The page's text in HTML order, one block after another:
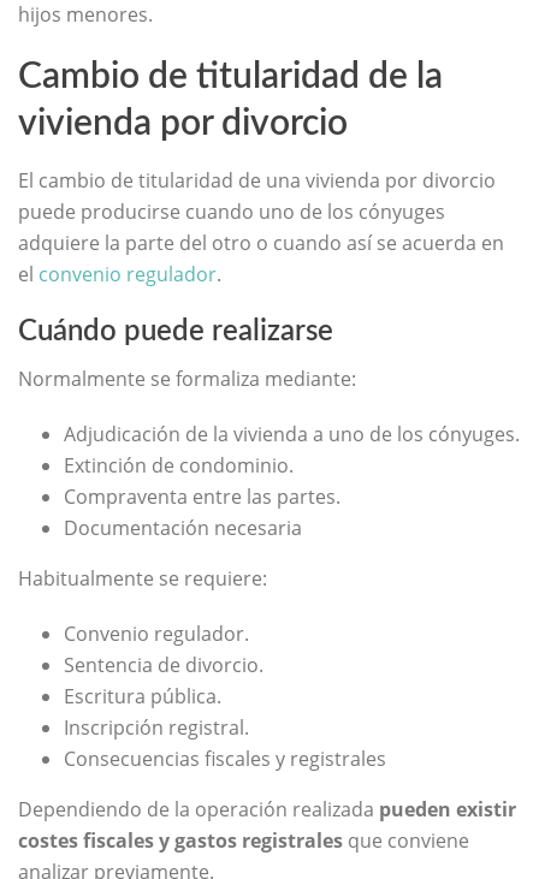
hijos menores.
Cambio de titularidad de la
vivienda por divorcio
El cambio de titularidad de una vivienda por divorcio
puede producirse cuando uno de los cónyuges
adquiere la parte del otro o cuando así se acuerda en
el convenio regulador.
Cuándo puede realizarse
Normalmente se formaliza mediante:
Adjudicación de la vivienda a uno de los cónyuges.
Extinción de condominio.
Compraventa entre las partes.
Documentación necesaria
Habitualmente se requiere:
Convenio regulador.
Sentencia de divorcio.
Escritura pública.
Inscripción registral.
Consecuencias fiscales y registrales
Dependiendo de la operación realizada pueden existir
costes fiscales y gastos registrales que conviene
analizar previamente.